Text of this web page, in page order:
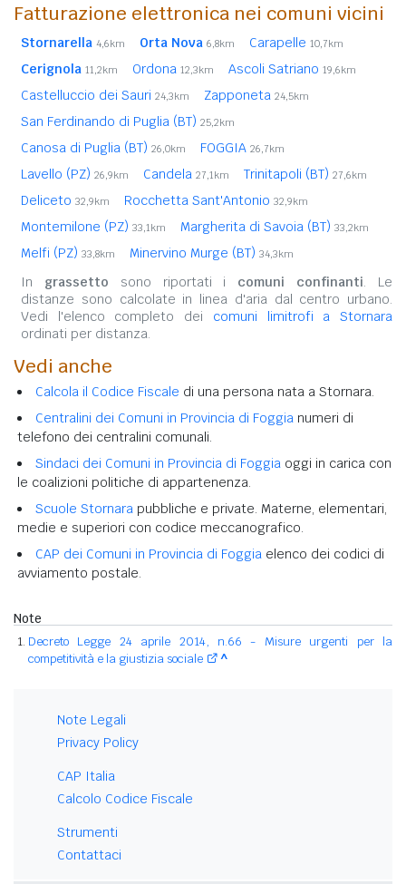
Fatturazione elettronica nei comuni vicini
Stornarella 4,6km Orta Nova 6,8km Carapelle 10,7km
Cerignola 11,2km Ordona 12,3km Ascoli Satriano 19,6km
Castelluccio dei Sauri 24,3km Zapponeta 24,5km
San Ferdinando di Puglia (BT) 25,2km
Canosa di Puglia (BT) 26,0km FOGGIA 26,7km
Lavello (PZ) 26,9km Candela 27,1km Trinitapoli (BT) 27,6km
Deliceto 32,9km Rocchetta Sant'Antonio 32,9km
Montemilone (PZ) 33,1km Margherita di Savoia (BT) 33,2km
Melfi (PZ) 33,8km Minervino Murge (BT) 34,3km
In grassetto sono riportati i comuni confinanti. Le
distanze sono calcolate in linea d'aria dal centro urbano.
Vedi l'elenco completo dei comuni limitrofi a Stornara
ordinati per distanza.
Vedi anche
Calcola il Codice Fiscale di una persona nata a Stornara.
Centralini dei Comuni in Provincia di Foggia numeri di
telefono dei centralini comunali.
Sindaci dei Comuni in Provincia di Foggia oggi in carica con
le coalizioni politiche di appartenenza.
Scuole Stornara pubbliche e private. Materne, elementari,
medie e superiori con codice meccanografico.
CAP dei Comuni in Provincia di Foggia elenco dei codici di
avviamento postale.
Note
Decreto Legge 24 aprile 2014, n.66 - Misure urgenti per la
competitività e la giustizia sociale
^
Note Legali
Privacy Policy
CAP Italia
Calcolo Codice Fiscale
Strumenti
Contattaci